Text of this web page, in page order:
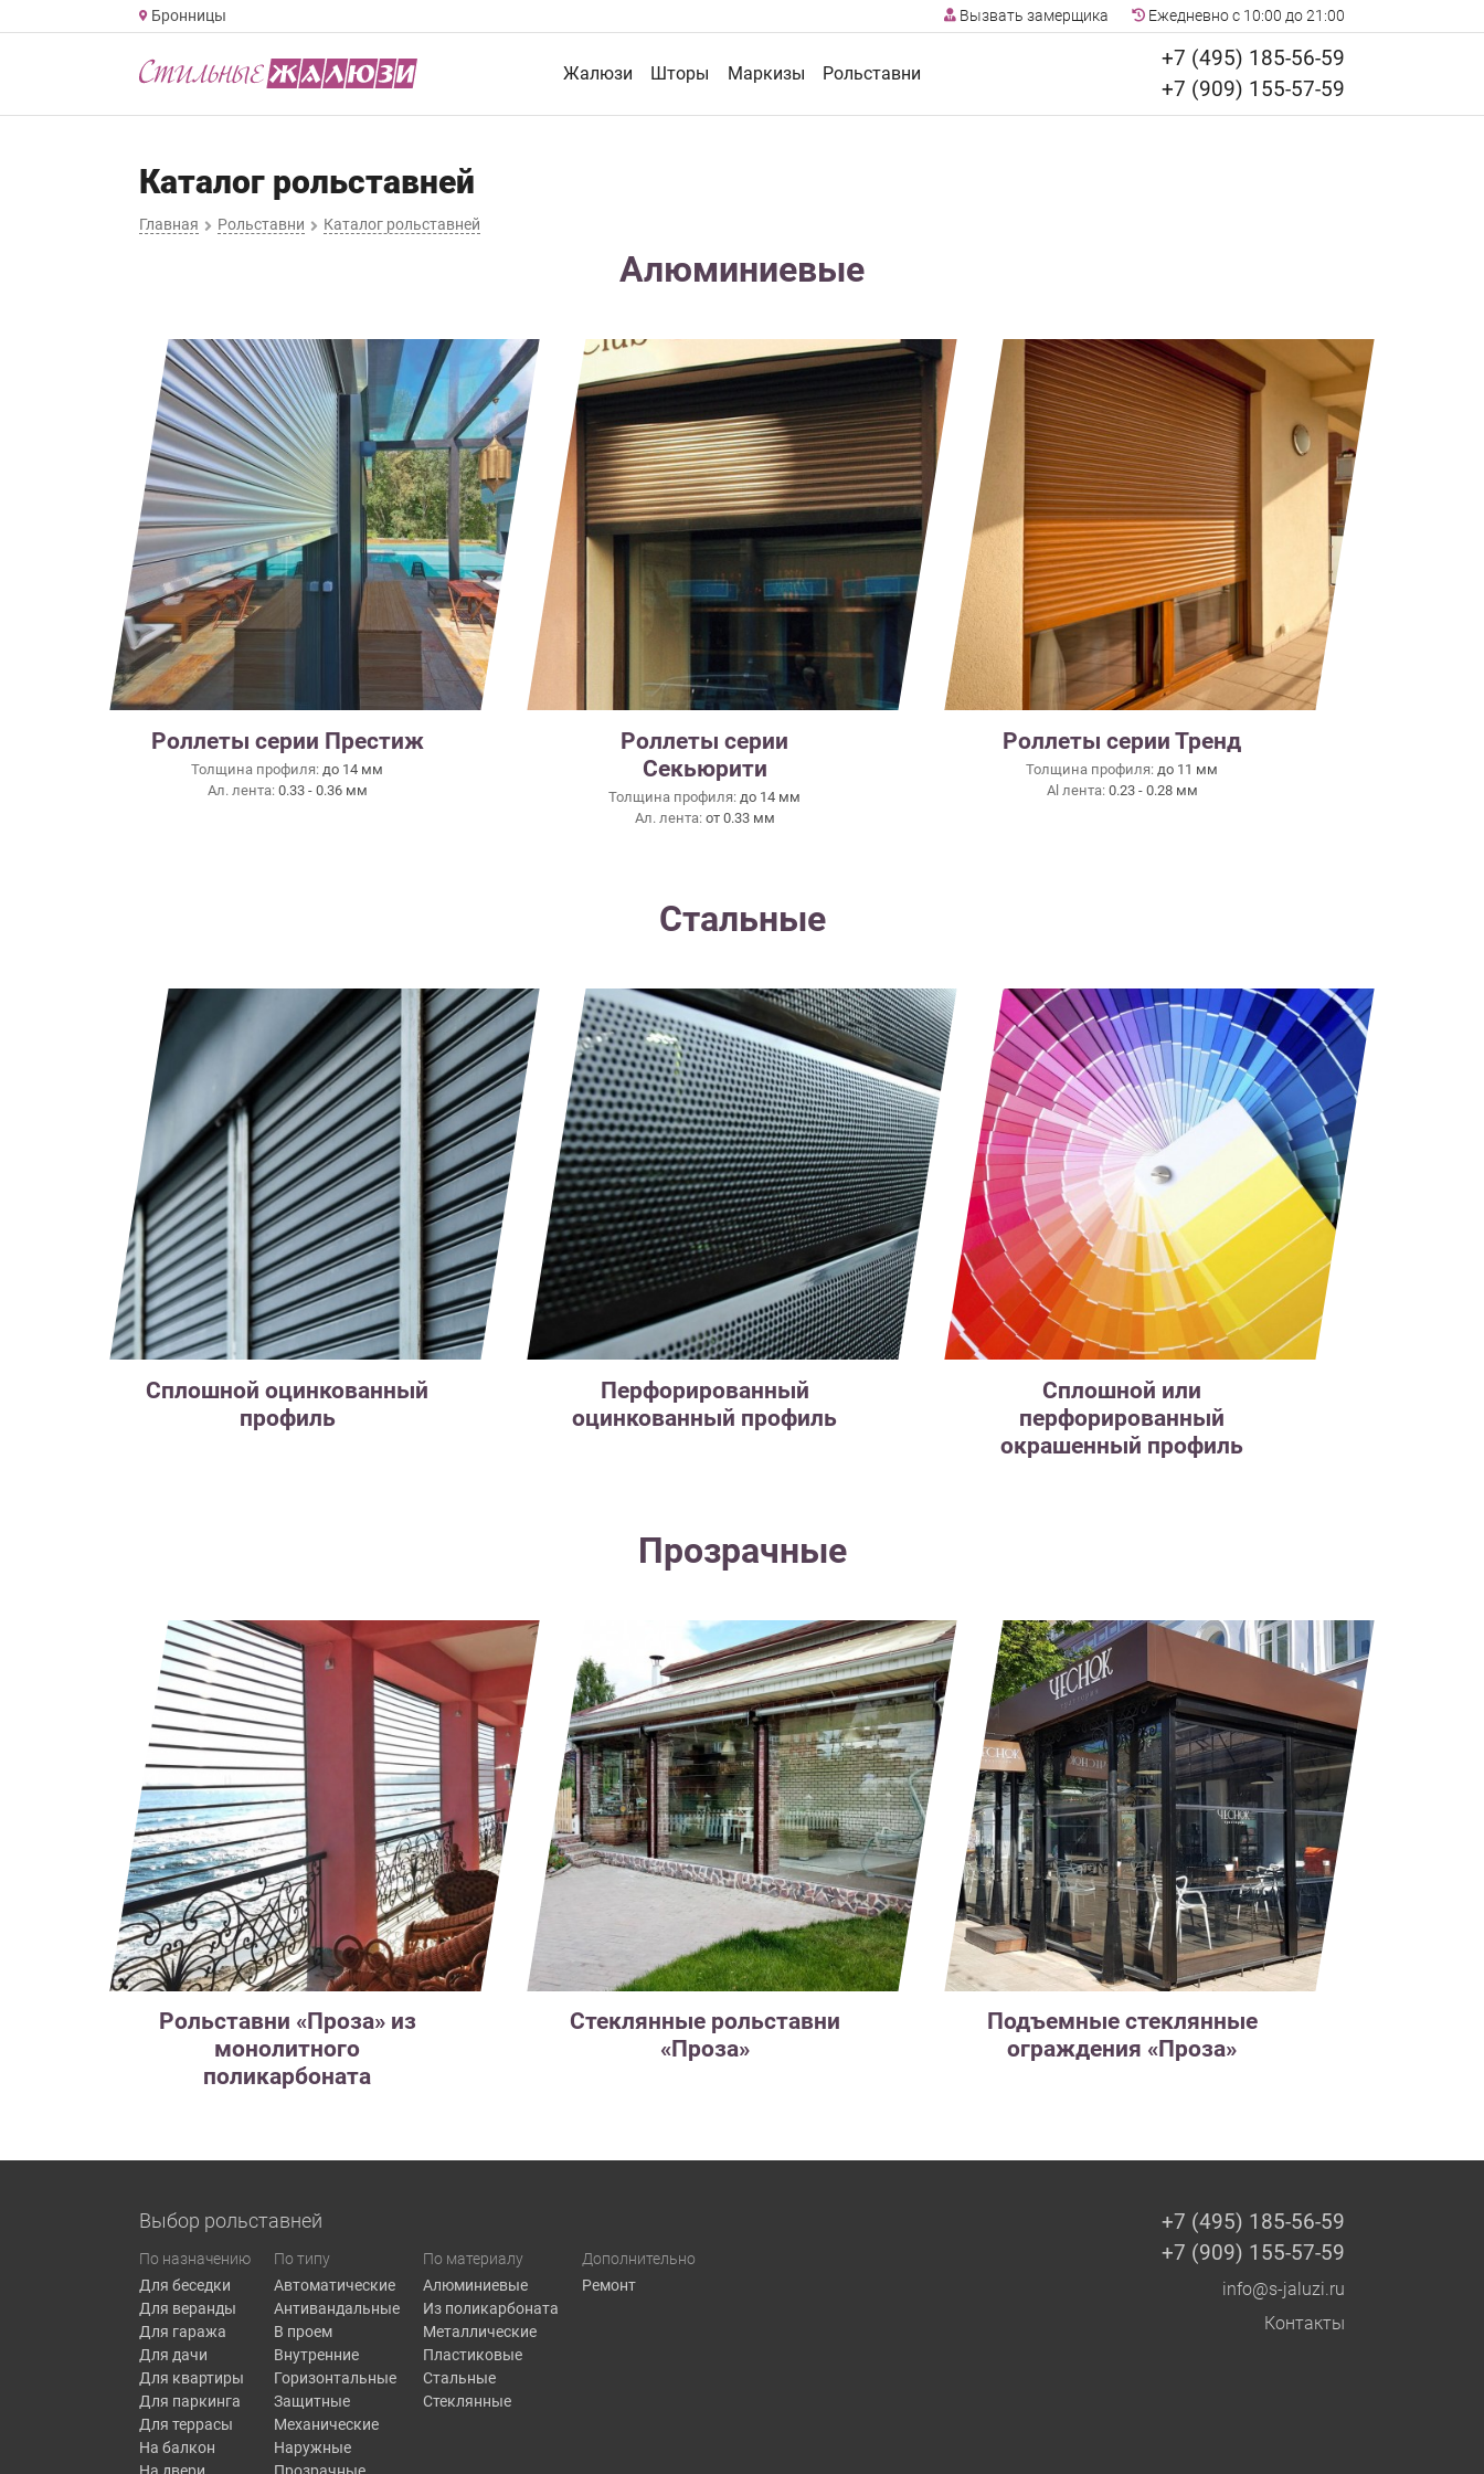
Бронницы Вызвать замерщика Ежедневно с 10:00 до 21:00
Жалюзи Шторы Маркизы Рольставни
+7 (495) 185-56-59
+7 (909) 155-57-59
Каталог рольставней
Главная Рольставни Каталог рольставней
Алюминиевые
Роллеты серии Престиж
Толщина профиля: до 14 мм
Ал. лента: 0.33 - 0.36 мм
Роллеты серии
Секьюрити
Толщина профиля: до 14 мм
Ал. лента: от 0.33 мм
Роллеты серии Тренд
Толщина профиля: до 11 мм
Al лента: 0.23 - 0.28 мм
Стальные
Сплошной оцинкованный
профиль
Перфорированный
оцинкованный профиль
Сплошной или
перфорированный
окрашенный профиль
Прозрачные
Рольставни «Проза» из
монолитного
поликарбоната
Стеклянные рольставни
«Проза»
Подъемные стеклянные
ограждения «Проза»
Выбор рольставней
По назначению
Для беседки
Для веранды
Для гаража
Для дачи
Для квартиры
Для паркинга
Для террасы
На балкон
По типу
Автоматические
Антивандальные
В проем
Внутренние
Горизонтальные
Защитные
Механические
Наружные
По материалу
Алюминиевые
Из поликарбоната
Металлические
Пластиковые
Стальные
Стеклянные
Дополнительно
Ремонт
+7 (495) 185-56-59
+7 (909) 155-57-59
info@s-jaluzi.ru
Контакты